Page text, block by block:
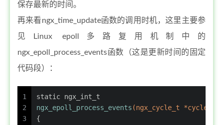
保存最新的时间。
再来看ngx_time_update函数的调用时机，这里主要参
见Linux epoll多路复用机制中的
ngx_epoll_process_events函数（这是更新时间的固定
代码段）：
1
2
3
static ngx_int_t
ngx_epoll_process_events (ngx_cycle_t *cycle,
{